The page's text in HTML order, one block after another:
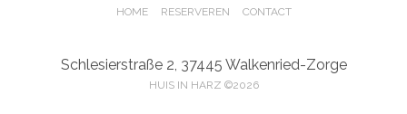
HOME RESERVEREN CONTACT
Schlesierstraße 2, 37445 Walkenried-Zorge
HUIS IN HARZ ©2026